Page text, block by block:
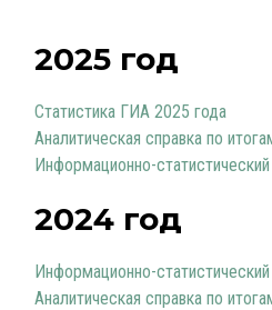
2025 год
Статистика ГИА 2025 года
Аналитическая справка по
Информационно-
2024 год
Информационно-
Аналитическая справка по